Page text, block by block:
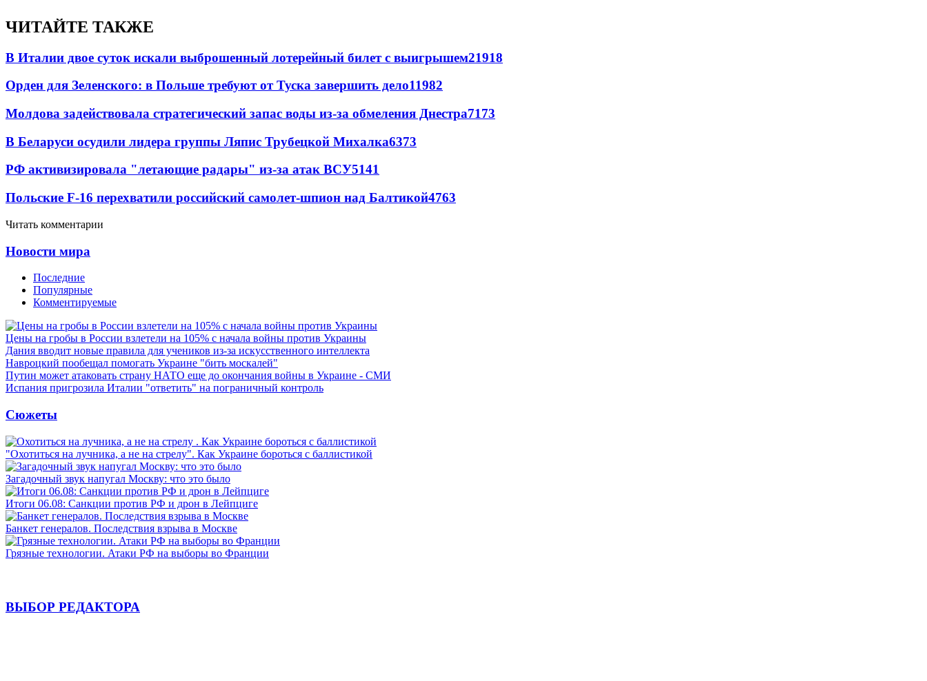
ЧИТАЙТЕ ТАКЖЕ
В Италии двое суток искали выброшенный лотерейный билет с выигрышем21918
Орден для Зеленского: в Польше требуют от Туска завершить дело11982
Молдова задействовала стратегический запас воды из-за обмеления Днестра7173
В Беларуси осудили лидера группы Ляпис Трубецкой Михалка6373
РФ активизировала "летающие радары" из-за атак ВСУ5141
Польские F-16 перехватили российский самолет-шпион над Балтикой4763
Читать комментарии
Новости мира
Последние
Популярные
Комментируемые
Цены на гробы в России взлетели на 105% с начала войны против Украины
Дания вводит новые правила для учеников из-за искусственного интеллекта
Навроцкий пообещал помогать Украине "бить москалей"
Путин может атаковать страну НАТО еще до окончания войны в Украине - СМИ
Испания пригрозила Италии "ответить" на пограничный контроль
Сюжеты
"Охотиться на лучника, а не на стрелу". Как Украине бороться с баллистикой
Загадочный звук напугал Москву: что это было
Итоги 06.08: Санкции против РФ и дрон в Лейпциге
Банкет генералов. Последствия взрыва в Москве
Грязные технологии. Атаки РФ на выборы во Франции
ВЫБОР РЕДАКТОРА